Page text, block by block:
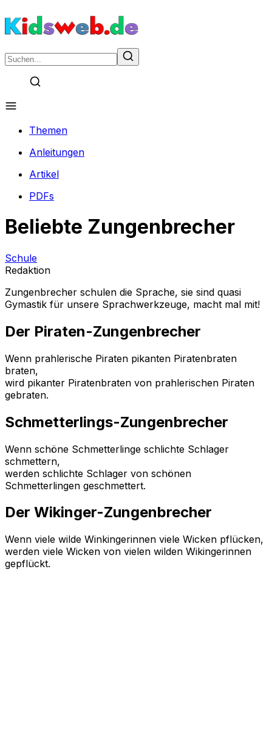
Themen
Anleitungen
Artikel
PDFs
Beliebte Zungenbrecher
Schule
Redaktion
Zungenbrecher schulen die Sprache, sie sind quasi
Gymastik für unsere Sprachwerkzeuge, macht mal mit!
Der Piraten-Zungenbrecher
Wenn prahlerische Piraten pikanten Piratenbraten
braten,
wird pikanter Piratenbraten von prahlerischen Piraten
gebraten.
Schmetterlings-Zungenbrecher
Wenn schöne Schmetterlinge schlichte Schlager
schmettern,
werden schlichte Schlager von schönen
Schmetterlingen geschmettert.
Der Wikinger-Zungenbrecher
Wenn viele wilde Winkingerinnen viele Wicken pflücken,
werden viele Wicken von vielen wilden Wikingerinnen
gepflückt.